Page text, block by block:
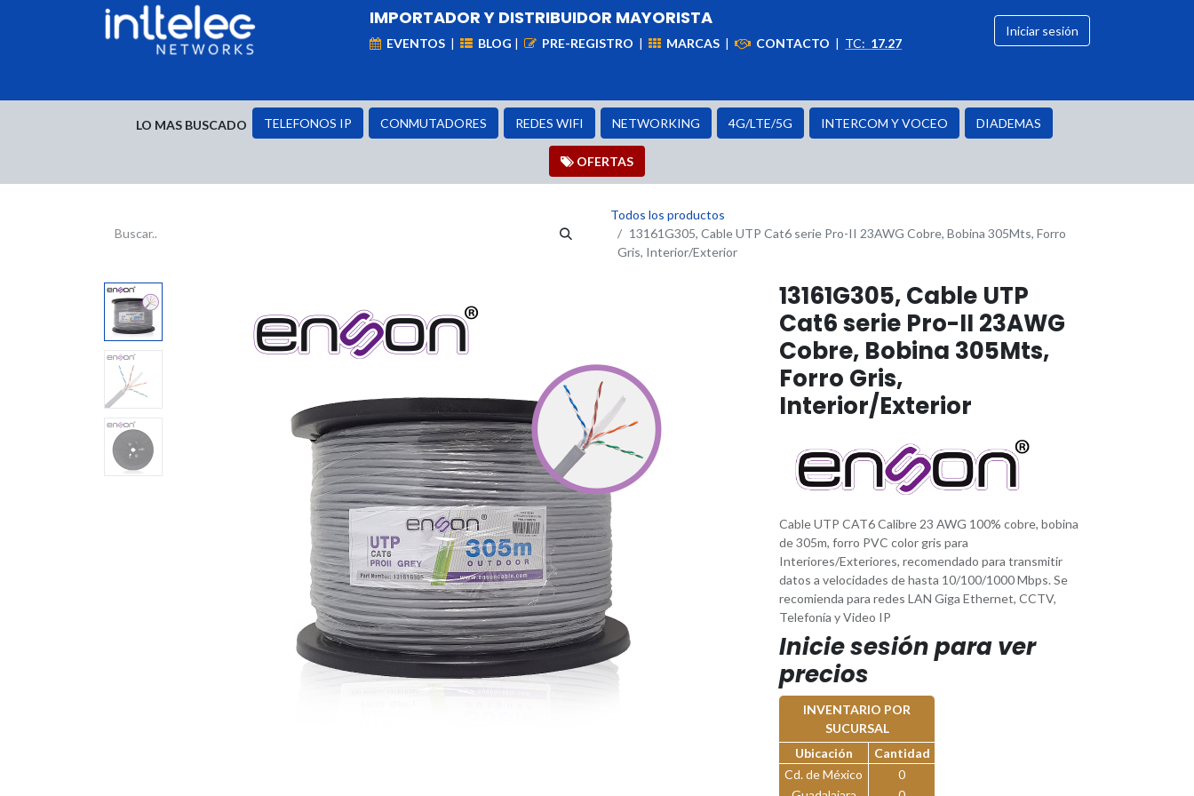
IMPORTADOR Y DISTRIBUIDOR MAYORISTA
EVENTOS | BLOG | PRE-REGISTRO | MARCAS | CONTACTO | TC: 17.27
Iniciar sesión
LO MAS BUSCADO TELEFONOS IP CONMUTADORES REDES WIFI NETWORKING 4G/LTE/5G INTERCOM Y VOCEO DIADEMAS
OFER​​​​TAS
Todos los productos
13161G305, Cable UTP Cat6 serie Pro-II 23AWG Cobre, Bobina 305Mts, Forro
Gris, Interior/Exterior
13161G305, Cable UTP
Cat6 serie Pro-II 23AWG
Cobre, Bobina 305Mts,
Forro Gris,
Interior/Exterior
Cable UTP CAT6 Calibre 23 AWG 100% cobre, bobina
de 305m, forro PVC color gris para
Interiores/Exteriores, recomendado para transmitir
datos a velocidades de hasta 10/100/1000 Mbps. Se
recomienda para redes LAN Giga Ethernet, CCTV,
Telefonía y Video IP
Inicie sesión para ver
precios
INVENTARIO POR
SUCURSAL
Ubicación
Cantidad
Cd. de México
0